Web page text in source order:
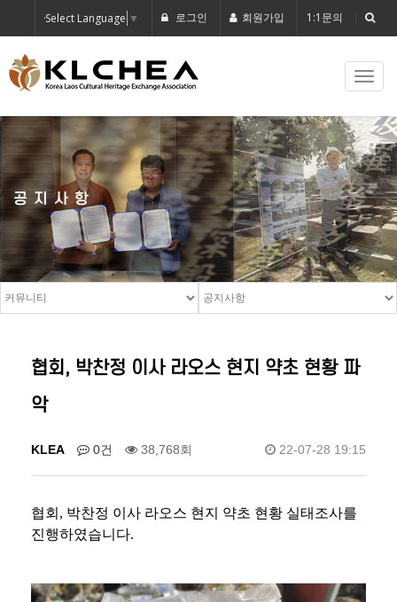
Select Language ▼ 로그인 회원가입 1:1문의
공지사항
협회, 박찬정 이사 라오스 현지 약초 현황 파
악
KLEA 0건 38,768회 22-07-28 19:15
협회, 박찬정 이사 라오스 현지 약초 현황 실태조사를
진행하였습니다.